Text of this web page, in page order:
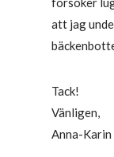
att jag
Tack!
Vänligen,
Anna-Karin